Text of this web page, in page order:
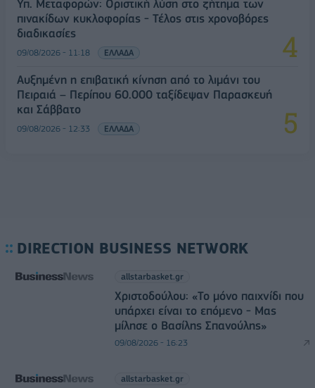
Υπ. Μεταφορών: Οριστική λύση στο ζήτημα των
πινακίδων κυκλοφορίας - Τέλος στις χρονοβόρες
διαδικασίες
09/08/2026 - 11:18 ΕΛΛΑΔΑ
Αυξημένη η επιβατική κίνηση από το λιμάνι του
Πειραιά – Περίπου 60.000 ταξίδεψαν Παρασκευή
και Σάββατο
09/08/2026 - 12:33 ΕΛΛΑΔΑ
DIRECTION BUSINESS NETWORK
allstarbasket.gr
Χριστοδούλου: «Το μόνο παιχνίδι που
υπάρχει είναι το επόμενο - Μας
μίλησε ο Βασίλης Σπανούλης»
09/08/2026 - 16:23
allstarbasket.gr